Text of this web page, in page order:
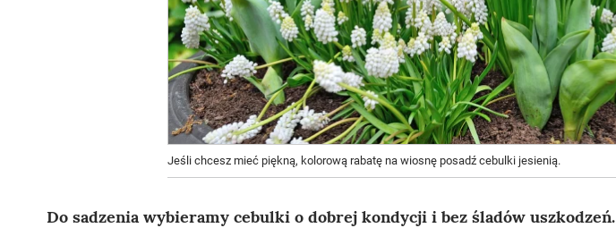
Jeśli chcesz mieć piękną, kolorową rabatę na wiosnę posadź cebulki jesienią.
Do sadzenia wybieramy cebulki o dobrej kondycji i bez śladów uszkodzeń.